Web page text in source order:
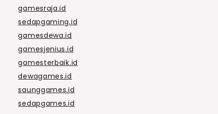
gamesraja.id
sedapgaming.id
gamesdewa.id
gamesjenius.id
gamesterbaik.id
dewagames.id
saunggames.id
sedapgames.id